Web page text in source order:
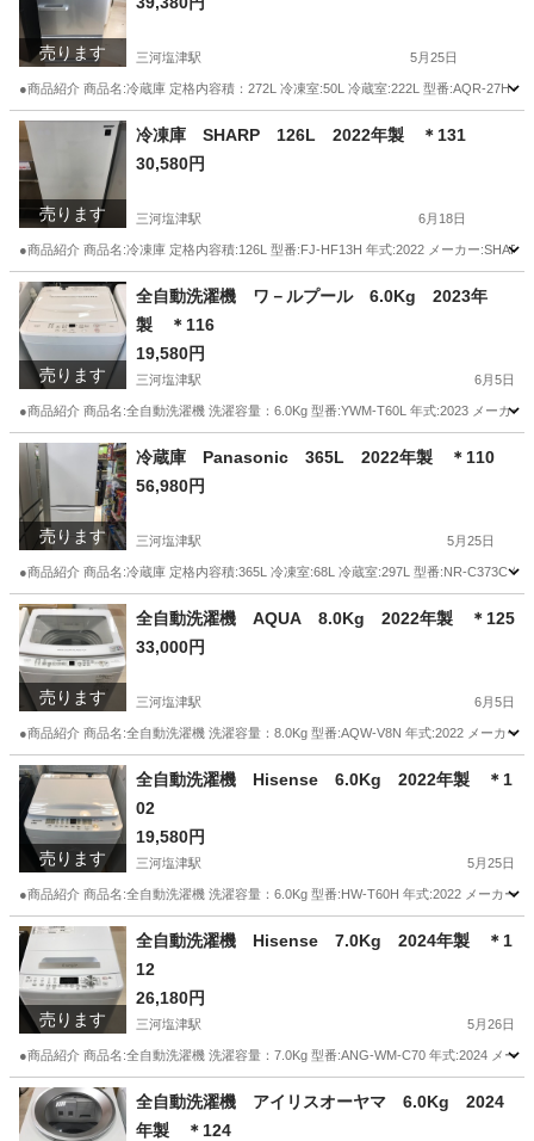
売ります 三河塩津駅 5月25日
●商品紹介 商品名:冷蔵庫 定格内容積：272L 冷凍室:50L 冷蔵室:222L 型番:AQR-27H
愛知 蒲郡市 三河塩津駅 AQUA
売ります
冷凍庫 SHARP 126L 2022年製 ＊131
30,580円
三河塩津駅 6月18日
●商品紹介 商品名:冷凍庫 定格内容積:126L 型番:FJ-HF13H 年式:2022 メーカー
愛知 蒲郡市 三河塩津駅 キッチン家電
売ります
全自動洗濯機 ワ－ルプール 6.0Kg 2023年
製 ＊116
19,580円
三河塩津駅 6月5日
●商品紹介 商品名:全自動洗濯機 洗濯容量：6.0Kg 型番:YWM-T60L 年式:2023 メーカ
愛知 蒲郡市 三河塩津駅 ワールプール
売ります
冷蔵庫 Panasonic 365L 2022年製 ＊110
56,980円
三河塩津駅 5月25日
●商品紹介 商品名:冷蔵庫 定格内容積:365L 冷凍室:68L 冷蔵室:297L 型番:NR-C373C
愛知 蒲郡市 三河塩津駅
売ります
全自動洗濯機 AQUA 8.0Kg 2022年製 ＊125
33,000円
三河塩津駅 6月5日
●商品紹介 商品名:全自動洗濯機 洗濯容量：8.0Kg 型番:AQW-V8N 年式:2022 メーカ
愛知 蒲郡市 三河塩津駅
売ります
全自動洗濯機 Hisense 6.0Kg 2022年製 ＊1
02
19,580円
三河塩津駅 5月25日
●商品紹介 商品名:全自動洗濯機 洗濯容量：6.0Kg 型番:HW-T60H 年式:2022 メーカ
愛知 蒲郡市 三河塩津駅
売ります
全自動洗濯機 Hisense 7.0Kg 2024年製 ＊1
12
26,180円
三河塩津駅 5月26日
●商品紹介 商品名:全自動洗濯機 洗濯容量：7.0Kg 型番:ANG-WM-C70 年式:2024 メ
愛知 蒲郡市 三河塩津駅 生活家電 Hisense
全自動洗濯機 アイリスオーヤマ 6.0Kg 2024
年製 ＊124